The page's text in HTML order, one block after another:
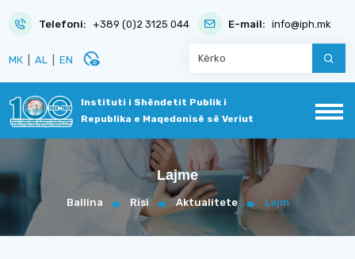
Telefoni: +389 (0)2 3125 044 E-mail: info@iph.mk
МК AL EN disabled_visible
Instituti i Shëndetit Publik i
Republika e Maqedonisë së Veriut
Lajme
Ballina Risi Aktualitete Lajm